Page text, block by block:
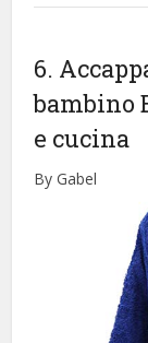
6.
bambino
e cucina
By Gabel